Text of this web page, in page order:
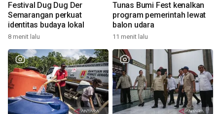
Festival Dug Dug Der
Semarangan perkuat
identitas budaya lokal
8 menit lalu
Tunas Bumi Fest kenalkan
program pemerintah lewat
balon udara
11 menit lalu